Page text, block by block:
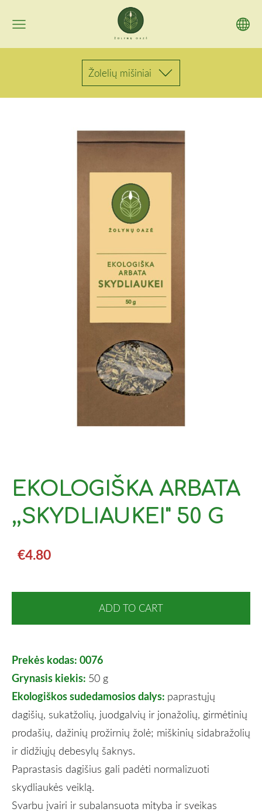
Žolelių mišiniai
EKOLOGIŠKA ARBATA
,,SKYDLIAUKEI" 50 G
€4.80
ADD TO CART
Prekės kodas: 0076
Grynasis kiekis: 50 g
Ekologiškos sudedamosios dalys: paprastųjų
dagišių, sukatžolių, juodgalvių ir jonažolių, girmėtinių
prodašių, dažinių prožirnių žolė; miškinių sidabražolių
ir didžiųjų debesylų šaknys.
Paprastasis dagišius gali padėti normalizuoti
skydliaukės veiklą.
Svarbu įvairi ir subalansuota mityba ir sveikas